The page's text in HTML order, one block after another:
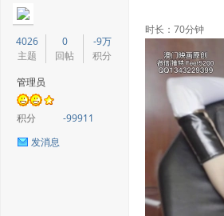
4026
主题
0
回帖
-9万
积分
管理员
积分
-99911
发消息
时长：70分钟